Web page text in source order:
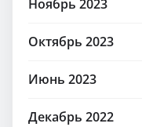
Ноябрь 2023
Октябрь 2023
Июнь 2023
Декабрь 2022